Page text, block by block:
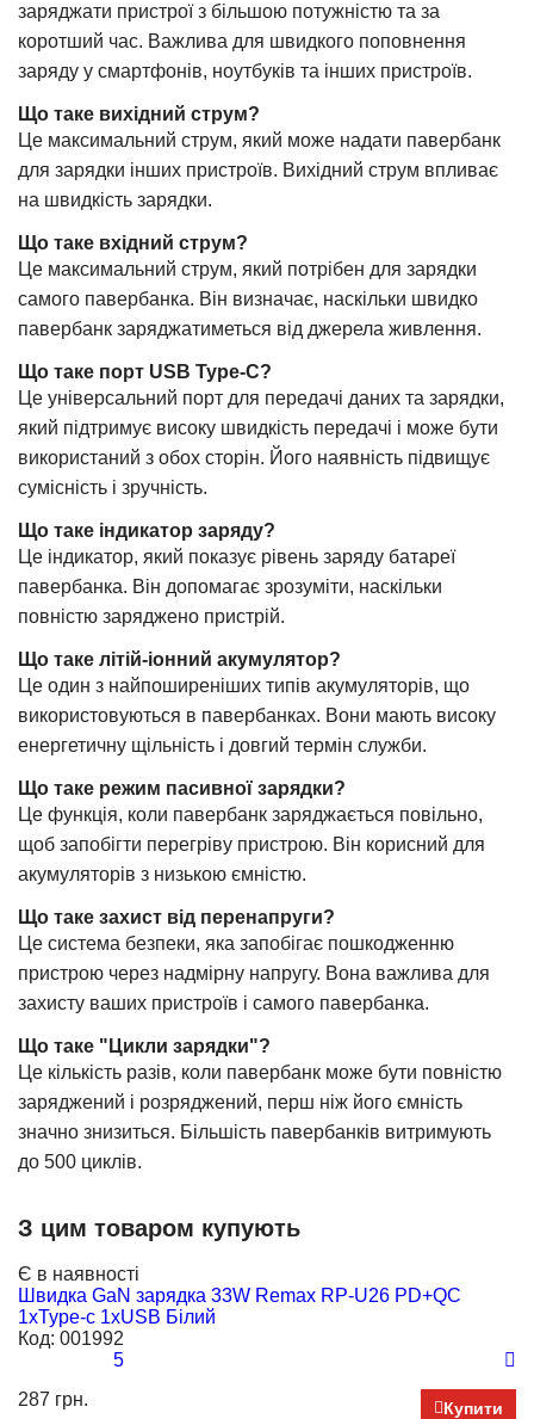
заряджати пристрої з більшою потужністю та за
коротший час. Важлива для швидкого поповнення
заряду у смартфонів, ноутбуків та інших пристроїв.
Що таке вихідний струм?
Це максимальний струм, який може надати павербанк
для зарядки інших пристроїв. Вихідний струм впливає
на швидкість зарядки.
Що таке вхідний струм?
Це максимальний струм, який потрібен для зарядки
самого павербанка. Він визначає, наскільки швидко
павербанк заряджатиметься від джерела живлення.
Що таке порт USB Type-C?
Це універсальний порт для передачі даних та зарядки,
який підтримує високу швидкість передачі і може бути
використаний з обох сторін. Його наявність підвищує
сумісність і зручність.
Що таке індикатор заряду?
Це індикатор, який показує рівень заряду батареї
павербанка. Він допомагає зрозуміти, наскільки
повністю заряджено пристрій.
Що таке літій-іонний акумулятор?
Це один з найпоширеніших типів акумуляторів, що
використовуються в павербанках. Вони мають високу
енергетичну щільність і довгий термін служби.
Що таке режим пасивної зарядки?
Це функція, коли павербанк заряджається повільно,
щоб запобігти перегріву пристрою. Він корисний для
акумуляторів з низькою ємністю.
Що таке захист від перенапруги?
Це система безпеки, яка запобігає пошкодженню
пристрою через надмірну напругу. Вона важлива для
захисту ваших пристроїв і самого павербанка.
Що таке "Цикли зарядки"?
Це кількість разів, коли павербанк може бути повністю
заряджений і розряджений, перш ніж його ємність
значно знизиться. Більшість павербанків витримують
до 500 циклів.
З цим товаром купують
Є в наявності
Швидка GaN зарядка 33W Remax RP-U26 PD+QC
1xType-c 1xUSB Білий
Код: 001992
5
287 грн.
Купити